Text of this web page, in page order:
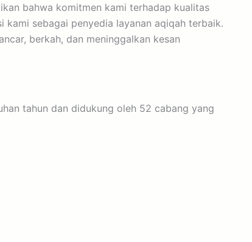
bahwa komitmen kami terhadap kualitas
sebagai penyedia layanan aqiqah terbaik.
berkah, dan meninggalkan kesan
tahun dan didukung oleh 52 cabang yang